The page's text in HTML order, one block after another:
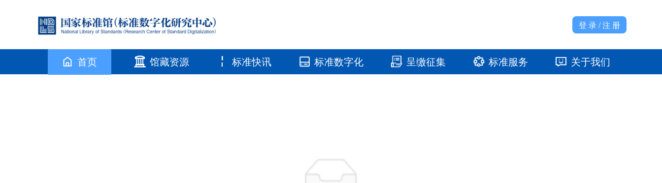
登 录 / 注 册
首页 馆藏资源 标准快讯 标准数字化 呈缴征集 标准服务 关于我们